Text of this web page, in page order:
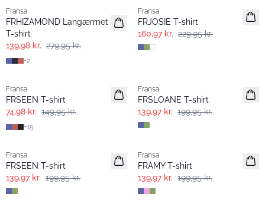
Fransa
FRHIZAMOND Langærmet
T-shirt
139,98 kr. 279,95 kr.
+2
Extended size
Fransa
FRJOSIE T-shirt
160,97 kr. 229,95 kr.
Fransa
FRSEEN T-shirt
74,98 kr. 149,95 kr.
+15
Extended size
Fransa
FRSLOANE T-shirt
139,97 kr. 199,95 kr.
Fransa
FRSEEN T-shirt
139,97 kr. 199,95 kr.
Extended size
Fransa
FRAMY T-shirt
139,97 kr. 199,95 kr.
- 40% -30%